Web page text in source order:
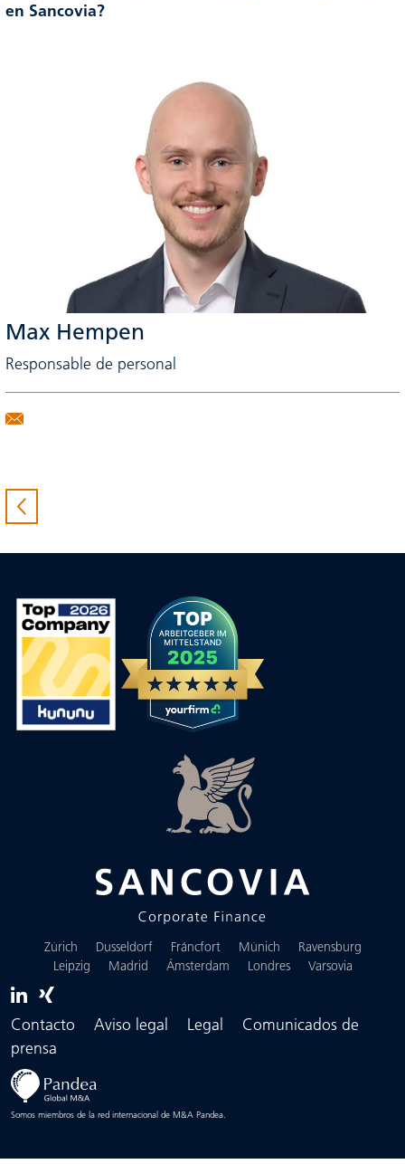
en Sancovia?
Max Hempen
Responsable de personal
Zúrich Dusseldorf Fráncfort Múnich
Ravensburg
Leipzig
Madrid Ámsterdam Londres Varsovia
Contacto Aviso legal Legal
Comunicados de
prensa
Somos miembros de la red internacional de M&A Pandea.